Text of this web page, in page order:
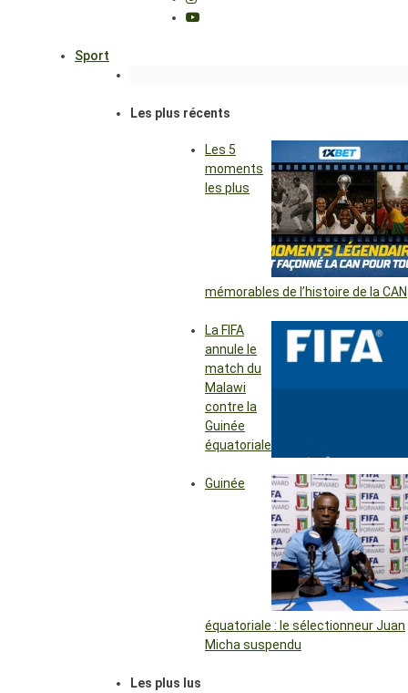
Sport
Les plus récents
Les 5
moments
les plus
mémorables de l’histoire de la CAN
La FIFA
annule le
match du
Malawi
contre la
Guinée
équatoriale
Guinée
équatoriale : le sélectionneur Juan
Micha suspendu
Les plus lus